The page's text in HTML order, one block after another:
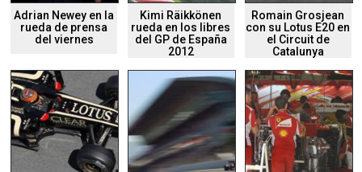
Adrian Newey en la
rueda de prensa
del viernes
Kimi Räikkönen
rueda en los libres
del GP de España
2012
Romain Grosjean
con su Lotus E20 en
el Circuit de
Catalunya